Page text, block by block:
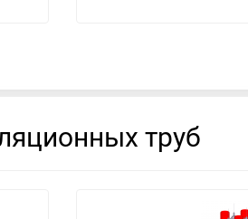
труб